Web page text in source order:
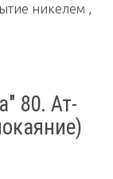
никелем ,
80. Ат-